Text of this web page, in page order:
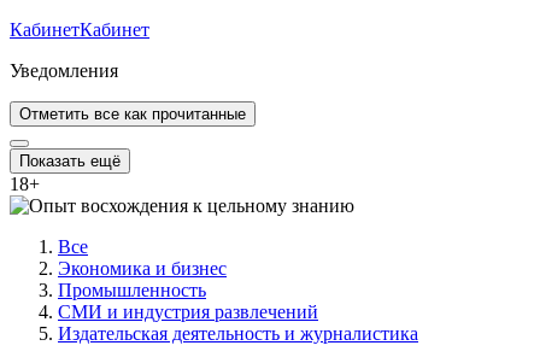
КабинетКабинет
Уведомления
Отметить все как прочитанные
Показать ещё
18+
Все
Экономика и бизнес
Промышленность
СМИ и индустрия развлечений
Издательская деятельность и журналистика